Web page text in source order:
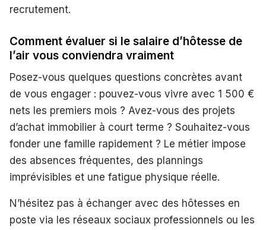
recrutement.
Comment évaluer si le salaire d’hôtesse de
l’air vous conviendra vraiment
Posez-vous quelques questions concrètes avant
de vous engager : pouvez-vous vivre avec 1 500 €
nets les premiers mois ? Avez-vous des projets
d’achat immobilier à court terme ? Souhaitez-vous
fonder une famille rapidement ? Le métier impose
des absences fréquentes, des plannings
imprévisibles et une fatigue physique réelle.
N’hésitez pas à échanger avec des hôtesses en
poste via les réseaux sociaux professionnels ou les